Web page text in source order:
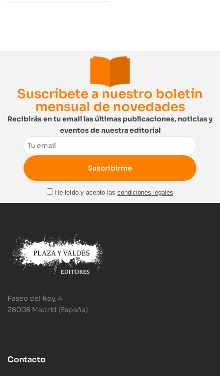
Suscríbete a nuestro boletín
mensual de novedades
Recibirás en tu email las últimas publicaciones, noticias y
eventos de nuestra editorial
Email
He leído y acepto las condiciones legales
Paseo del Rey, 4
28008 Madrid (España)
Contacto